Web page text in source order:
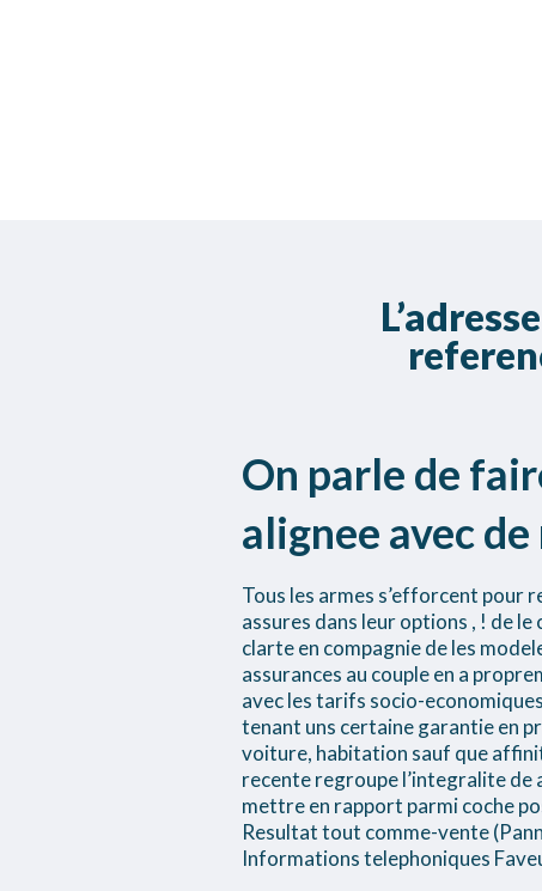
On parle de
alignee avec
Tous les armes s’efforcent pour
assures dans leur options , ! de
clarte en compagnie de les
assurances au couple en a
avec les tarifs socio-
tenant uns certaine garantie en
voiture, habitation sauf que
recente regroupe l’integralite de
mettre en rapport parmi coche
Resultat tout comme-vente
Informations telephoniques